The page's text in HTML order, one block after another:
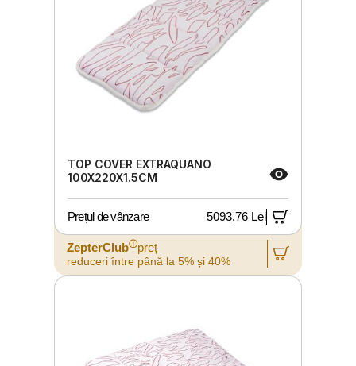
TOP COVER EXTRAQUANO
100X220X1.5CM
Prețul de vânzare 5093,76 Lei
ZepterClubⓘpreț
reduceri între până la 5% și 40%